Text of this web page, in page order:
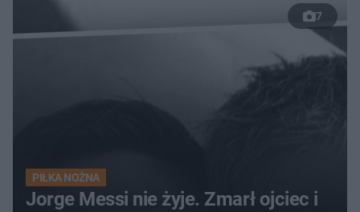
7
PIŁKA NOŻNA
Jorge Messi nie żyje. Zmarł ojciec i